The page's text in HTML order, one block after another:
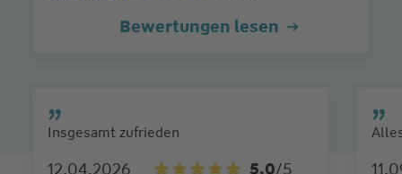
Bewertungen lesen
Insgesamt zufrieden
12.04.2026 5,0/5